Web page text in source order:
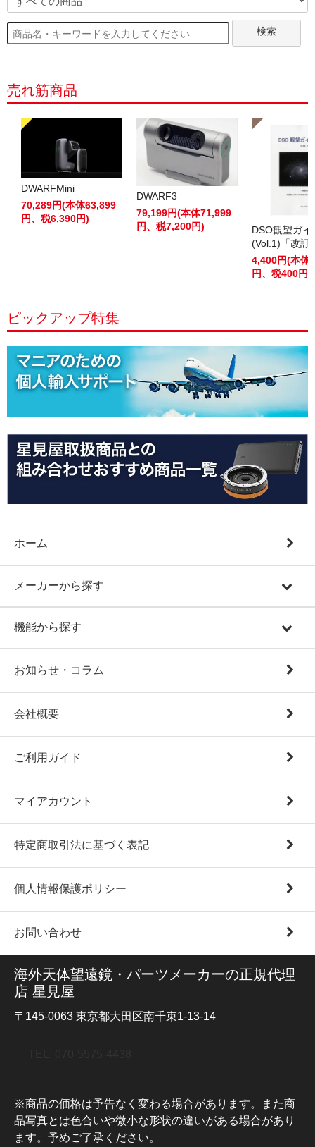
検索
売れ筋商品
DWARFMini
70,289円(本体63,899
円、税6,390円)
DWARF3
79,199円(本体71,999
円、税7,200円)
DSO観望ガ
(Vol.1)「改訂
4,400円(本体
円、税400円)
ピックアップ特集
ホーム
メーカーから探す
機能から探す
お知らせ・コラム
会社概要
ご利用ガイド
マイアカウント
特定商取引法に基づく表記
個人情報保護ポリシー
お問い合わせ
海外天体望遠鏡・パーツメーカーの正規代理
店 星見屋
〒145-0063 東京都大田区南千束1-13-14
※商品の価格は予告なく変わる場合があります。また商
品写真とは色合いや微小な形状の違いがある場合があり
ます。予めご了承ください。